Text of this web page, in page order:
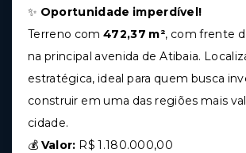
✨ Oportunidade imperdível!
Terreno com472,37 m², com frente
na principal avenida de Atibaia.
estratégica, ideal para quem busca
construir em uma das regiões mais
cidade.
💰 Valor: R$ 1.180.000,00